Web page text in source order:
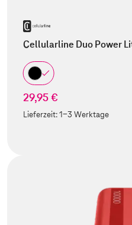
Cellularline Duo Power
29,95 €
Lieferzeit:1-3 Werktage